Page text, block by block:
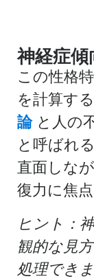
神経症傾
この性格
を計算す
論と人の
と呼ばれ
直面しな
復力に焦
ヒント：
観的な見
処理できま